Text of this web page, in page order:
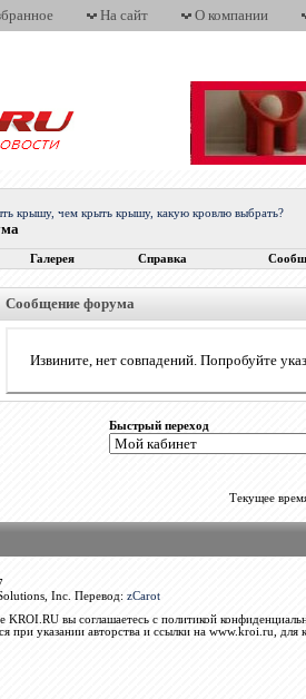
На сайт О компании
крышу, чем крыть крышу, какую кровлю выбрать?
Галерея Справка
Сообщение форума
Извините, нет совпадений. Попробуйте
Быстрый переход
Текущее
Inc. Перевод: zCarot
вы соглашаетесь с политикой
при указании авторства и ссылки на www.kroi.ru, для